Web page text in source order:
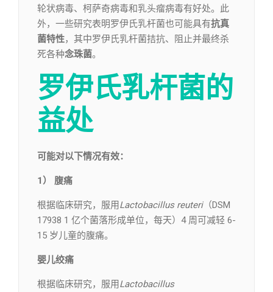
轮状病毒、柯萨奇病毒和乳头瘤病毒有好处。此
外，一些研究表明罗伊氏乳杆菌也可能具有抗真
菌特性，其中罗伊氏乳杆菌拮抗、阻止并最终杀
死各种念珠菌。
罗伊氏乳杆菌的
益处
可能对以下情况有效：
1） 腹痛
根据临床研究，服用Lactobacillus reuteri（DSM
17938 1 亿个菌落形成单位，每天）4 周可减轻 6-
15 岁儿童的腹痛。
婴儿绞痛
根据临床研究，服用Lactobacillus